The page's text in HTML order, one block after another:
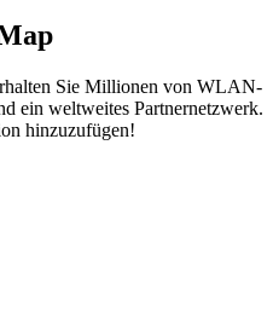
Sie Millionen von WLAN-
ein weltweites Partnernetzwerk.
hinzuzufügen!